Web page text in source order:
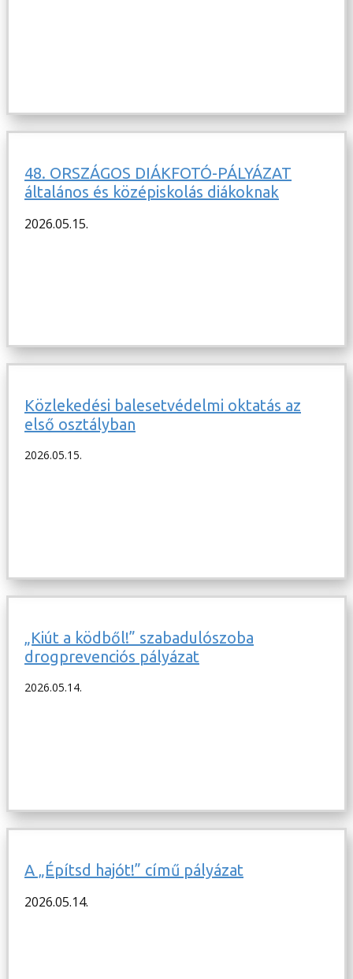
48. ORSZÁGOS DIÁKFOTÓ-PÁLYÁZAT
általános és középiskolás diákoknak
2026.05.15.
Közlekedési balesetvédelmi oktatás az
első osztályban
2026.05.15.
„Kiút a ködből!” szabadulószoba
drogprevenciós pályázat
2026.05.14.
A „Építsd hajót!” című pályázat
2026.05.14.